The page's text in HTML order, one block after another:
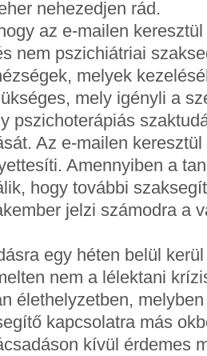
nehezedjen rád.
az e-mailen
nem pszichiátriai
melyek
mely igényli a
pszichoterápiás
Az e-mailen
Amennyiben a
hogy további
jelzi számodra a
egy héten belül
nem a lélektani
élethelyzetben,
kapcsolatra más
kívül érdemes